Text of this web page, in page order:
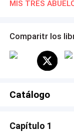
Comparitr los
Catálogo
Capítulo 1